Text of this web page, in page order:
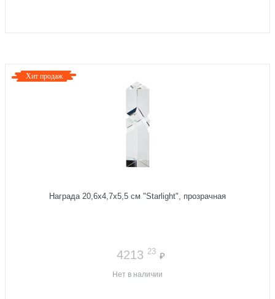
Хит продаж
Награда 20,6x4,7x5,5 см "Starlight", прозрачная
4213 23 ₽
Нет в наличии